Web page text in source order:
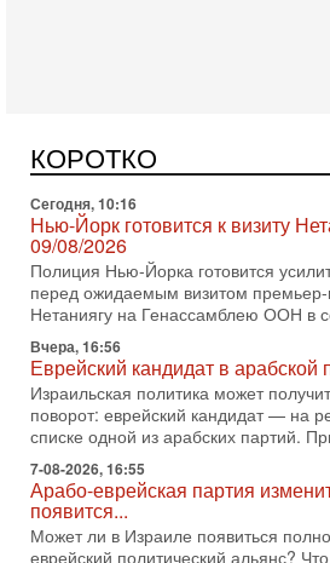
КОРОТКО
Нетаниягу на Генассамблею ООН в
Вчера, 16:56
Еврейский кандидат в
Израильская политика может
поворот: еврейский кандидат — на
списке одной из арабских партий.
7-08-2026, 16:55
Арабо-еврейская партия
появится...
Может ли в Израиле появиться
еврейский политический альянс?
политическим раскладом сил, если
6-08-2026, 17:49
Оснащен ли израильский
оружием?
Израиль получил от Германии
АХИ «Дракон» (Drakon), которая уже